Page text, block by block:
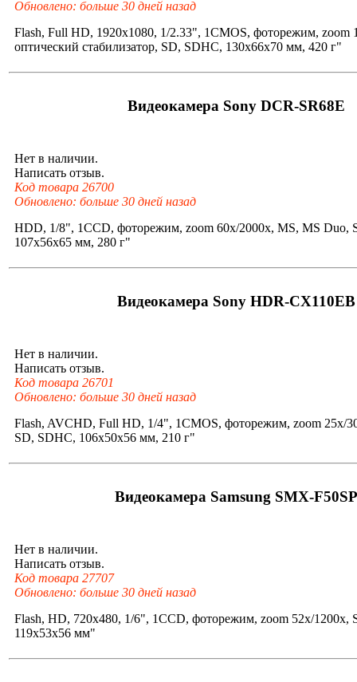
Обновлено: больше 30 дней назад
Flash, Full HD, 1920x1080, 1/2.33", 1CMOS, фоторежим, zoom
оптический стабилизатор, SD, SDHC, 130x66x70 мм, 420 г"
Видеокамера Sony DCR-SR68E
Нет в наличии.
Написать отзыв.
Код товара 26700
Обновлено: больше 30 дней назад
HDD, 1/8", 1CCD, фоторежим, zoom 60x/2000x, MS, MS Duo,
107x56x65 мм, 280 г"
Видеокамера Sony HDR-CX110EB
Нет в наличии.
Написать отзыв.
Код товара 26701
Обновлено: больше 30 дней назад
Flash, AVCHD, Full HD, 1/4", 1CMOS, фоторежим, zoom 25x/
SD, SDHC, 106x50x56 мм, 210 г"
Видеокамера Samsung SMX-F50SP
Нет в наличии.
Написать отзыв.
Код товара 27707
Обновлено: больше 30 дней назад
Flash, HD, 720x480, 1/6", 1CCD, фоторежим, zoom 52x/1200x,
119x53x56 мм"